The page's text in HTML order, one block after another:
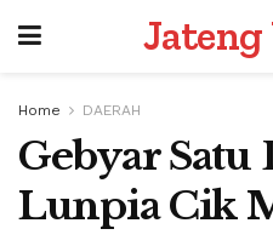
Jateng
Home DAERAH
Gebyar Satu
Lunpia Cik